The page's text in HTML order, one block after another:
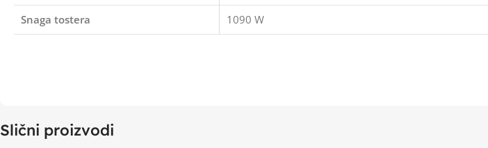
Snaga tostera 1090 W
Slični proizvodi